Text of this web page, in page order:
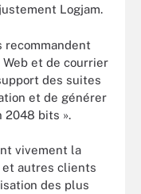
Logjam.
recommandent
et de courrier
des suites
et de générer
2048 bits ».
vivement la
et autres clients
des plus